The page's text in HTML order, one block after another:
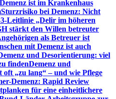
ist im Krankenhaus
Sturzrisiko bei Demenz: Nicht
Leitlinie „Delir im höheren
stärkt den Willen betreuter
als Betreuer ist
mit Demenz ist auch
und Desorientierung: viel
findenDemenz und
„zu lang“ – und wie Pflege
Demenz: Rapid Review
für eine einheitlichere